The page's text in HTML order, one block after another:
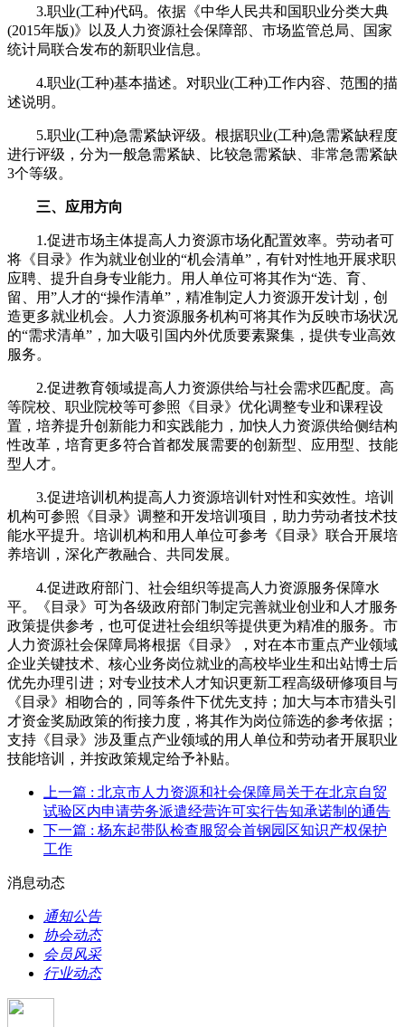
3.职业(工种)代码。依据《中华人民共和国职业分类大典
(2015年版)》以及人力资源社会保障部、市场监管总局、国家
统计局联合发布的新职业信息。
4.职业(工种)基本描述。对职业(工种)工作内容、范围的描
述说明。
5.职业(工种)急需紧缺评级。根据职业(工种)急需紧缺程度
进行评级，分为一般急需紧缺、比较急需紧缺、非常急需紧缺
3个等级。
三、应用方向
1.促进市场主体提高人力资源市场化配置效率。劳动者可
将《目录》作为就业创业的“机会清单”，有针对性地开展求职
应聘、提升自身专业能力。用人单位可将其作为“选、育、
留、用”人才的“操作清单”，精准制定人力资源开发计划，创
造更多就业机会。人力资源服务机构可将其作为反映市场状况
的“需求清单”，加大吸引国内外优质要素聚集，提供专业高效
服务。
2.促进教育领域提高人力资源供给与社会需求匹配度。高
等院校、职业院校等可参照《目录》优化调整专业和课程设
置，培养提升创新能力和实践能力，加快人力资源供给侧结构
性改革，培育更多符合首都发展需要的创新型、应用型、技能
型人才。
3.促进培训机构提高人力资源培训针对性和实效性。培训
机构可参照《目录》调整和开发培训项目，助力劳动者技术技
能水平提升。培训机构和用人单位可参考《目录》联合开展培
养培训，深化产教融合、共同发展。
4.促进政府部门、社会组织等提高人力资源服务保障水
平。《目录》可为各级政府部门制定完善就业创业和人才服务
政策提供参考，也可促进社会组织等提供更为精准的服务。市
人力资源社会保障局将根据《目录》，对在本市重点产业领域
企业关键技术、核心业务岗位就业的高校毕业生和出站博士后
优先办理引进；对专业技术人才知识更新工程高级研修项目与
《目录》相吻合的，同等条件下优先支持；加大与本市猎头引
才资金奖励政策的衔接力度，将其作为岗位筛选的参考依据；
支持《目录》涉及重点产业领域的用人单位和劳动者开展职业
技能培训，并按政策规定给予补贴。
上一篇 : 北京市人力资源和社会保障局关于在北京自贸
试验区内申请劳务派遣经营许可实行告知承诺制的通告
下一篇 : 杨东起带队检查服贸会首钢园区知识产权保护
工作
消息动态
通知公告
协会动态
会员风采
行业动态